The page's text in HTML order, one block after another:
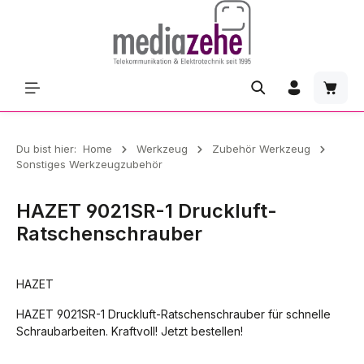
Du bist hier: Home Werkzeug
Zubehör Werkzeug
Sonstiges Werkzeugzubehör
HAZET 9021SR-1 Druckluft-
Ratschenschrauber
HAZET
HAZET 9021SR-1 Druckluft-Ratschenschrauber für schnelle
Schraubarbeiten. Kraftvoll! Jetzt bestellen!